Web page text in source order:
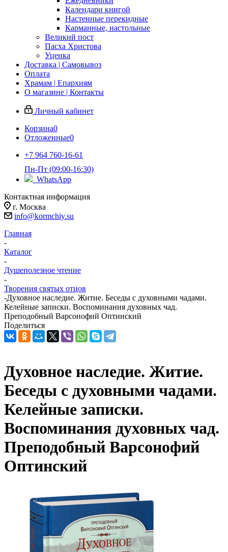
Календари книгой
Настенные перекидные
Карманные, настольные
Великий пост
Пасха Христова
Уценка
Доставка | Самовывоз
Оплата
Храмам | Епархиям
О магазине | Контакты
Личный кабинет
Корзина0
Отложенные0
+7 964 760-16-61
Пн-Пт (09:00-16:30)
WhatsApp
Контактная информация
г. Москва
info@kormchiy.su
Главная
-
Каталог
-
Душеполезное чтение
-
Творения святых отцов
-Духовное наследие. Житие. Беседы с духовными чадами.
Келейные записки. Воспоминания духовных чад.
Преподобный Варсонофий Оптинский
Поделиться
Духовное наследие. Житие.
Беседы с духовными чадами.
Келейные записки.
Воспоминания духовных чад.
Преподобный Варсонофий
Оптинский